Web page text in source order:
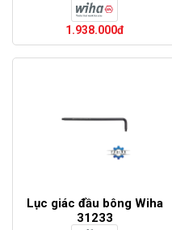
1.938.000đ
Lục giác đầu bông Wiha
31233